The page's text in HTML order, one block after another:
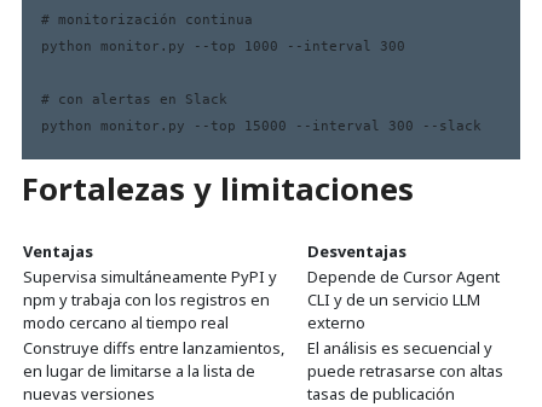
# monitorización continua
python monitor.py --top 1000 --interval 300
# con alertas en Slack
python monitor.py --top 15000 --interval 300 --slack
Fortalezas y limitaciones
Ventajas
Desventajas
Supervisa simultáneamente PyPI y
npm y trabaja con los registros en
modo cercano al tiempo real
Depende de Cursor Agent
CLI y de un servicio LLM
externo
Construye diffs entre lanzamientos,
en lugar de limitarse a la lista de
nuevas versiones
El análisis es secuencial y
puede retrasarse con altas
tasas de publicación